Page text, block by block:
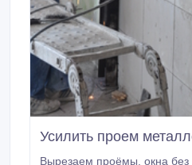
Усилить проем
Вырезаем проёмы, окна без пыли в бетоне,